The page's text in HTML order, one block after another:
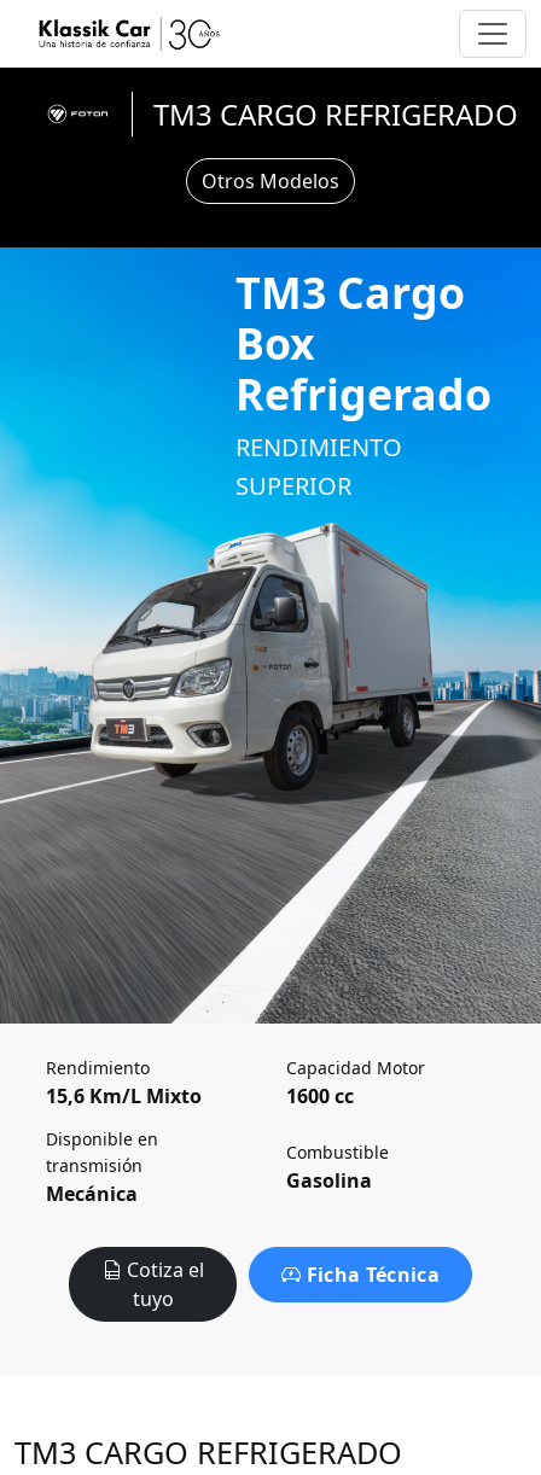
TM3 CARGO REFRIGERADO
Otros Modelos
TM3 Cargo
Box
Refrigerado
RENDIMIENTO
SUPERIOR
Rendimiento
15,6 Km/L Mixto
Capacidad Motor
1600 cc
Disponible en
transmisión
Mecánica
Combustible
Gasolina
Cotiza el
tuyo
Ficha Técnica
TM3 CARGO REFRIGERADO